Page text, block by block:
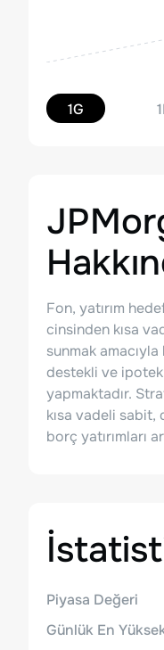
1G
Fon, yatırım
cinsinden kısa
sunmak
destekli ve ipotek
yapmaktadır.
kısa vadeli sabit,
borç yatırımları
Piyasa Değeri
Günlük En